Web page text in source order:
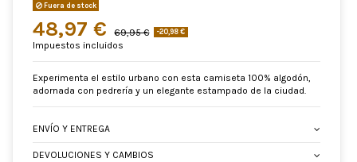
Fuera de stock
48,97 € 69,95 € -20,98 €
Impuestos incluidos
Experimenta el estilo urbano con esta camiseta 100% algodón,
adornada con pedrería y un elegante estampado de la ciudad.
ENVÍO Y ENTREGA
DEVOLUCIONES Y CAMBIOS